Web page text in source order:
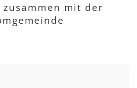
zusammen mit der